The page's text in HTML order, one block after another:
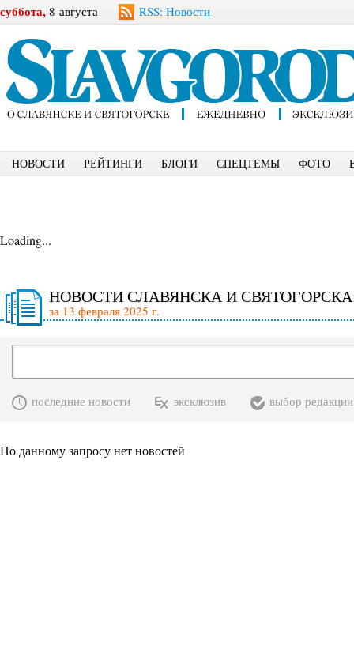
суббота, 8 августа RSS: Новости
НОВОСТИ РЕЙТИНГИ БЛОГИ СПЕЦТЕМЫ ФОТО
Loading...
НОВОСТИ СЛАВЯНСКА И
за 13 февраля 2025 г.
последние новости эксклюзив выбор редакции
По данному запросу нет новостей